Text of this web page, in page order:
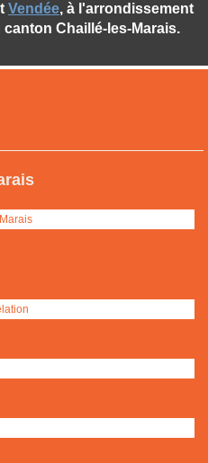
Vendée, à l'arrondissement
Chaillé-les-Marais.